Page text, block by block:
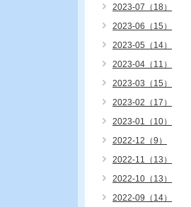
2023-07（18）
2023-06（15）
2023-05（14）
2023-04（11）
2023-03（15）
2023-02（17）
2023-01（10）
2022-12（9）
2022-11（13）
2022-10（13）
2022-09（14）